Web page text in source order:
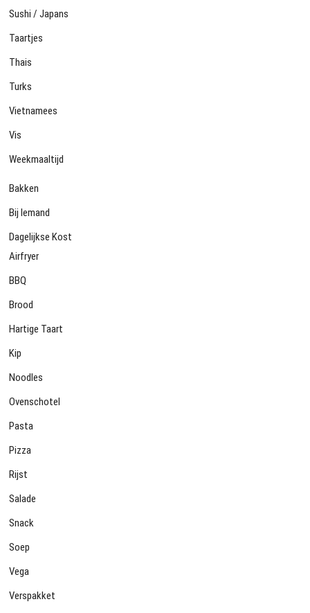
Sushi / Japans
Taartjes
Thais
Turks
Vietnamees
Vis
Weekmaaltijd
Bakken
Bij Iemand
Dagelijkse Kost
Airfryer
BBQ
Brood
Hartige Taart
Kip
Noodles
Ovenschotel
Pasta
Pizza
Rijst
Salade
Snack
Soep
Vega
Verspakket